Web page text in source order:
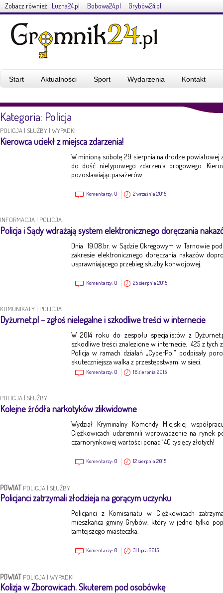
Zobacz również: Luzna24.pl Bobowa24.pl Grybów24.pl
Start Aktualności Sport Wydarzenia Kontakt
Kategoria: Policja
POLICJA | SŁUŻBY | WYPADKI
Kierowca uciekł z miejsca zdarzenia!
W minioną sobotę 29 sierpnia na drodze powiatowej
do dość nietypowego zdarzenia drogowego.
pozostawiając pasażerów.
Komentarzy: 0 2 września 2015
INFORMACJA | POLICJA
Policja i Sądy wdrażają system elektronicznego doręczania
Dnia 19.08.br. w Sądzie Okręgowym w Tarnowie
zakresie elektronicznego doręczania nakazów
usprawniającego przebieg służby konwojowej.
Komentarzy: 0 25 sierpnia 2015
KOMUNIKATY | POLICJA
Dyżurnet.pl – zgłoś nielegalne i szkodliwe treści w internecie
W 2014 roku do zespołu specjalistów z
szkodliwe treści znalezione w internecie. 425 z tych
Policja w ramach działań „CyberPol” podpisały
skuteczniejsza walka z przestępstwami w sieci.
Komentarzy: 0 16 sierpnia 2015
POLICJA | SŁUŻBY
Kolejne źródła narkotyków zlikwidowne
Wydział Kryminalny Komendy Miejskiej
Ciężkowicach udaremnili wprowadzenie na rynek
czarnorynkowej wartości ponad 140 tysięcy złotych!
Komentarzy: 0 12 sierpnia 2015
POWIAT POLICJA | SŁUŻBY
Policjanci zatrzymali złodzieja na gorącym uczynku
Policjanci z Komisariatu w Ciężkowicach
mieszkańca gminy Grybów, który w jedno tylko
tamtejszego miasteczka.
Komentarzy: 0 31 lipca 2015
POWIAT POLICJA | WYPADKI
Kolizja w Zborowicach. Skuterem pod osobówkę